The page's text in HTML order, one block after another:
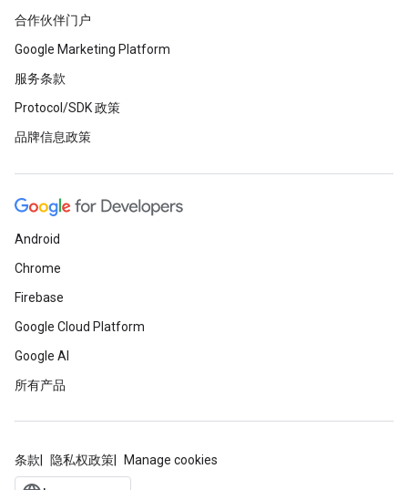
合作伙伴门户
Google Marketing Platform
服务条款
Protocol/SDK 政策
品牌信息政策
Android
Chrome
Firebase
Google Cloud Platform
Google AI
所有产品
条款 隐私权政策 Manage cookies